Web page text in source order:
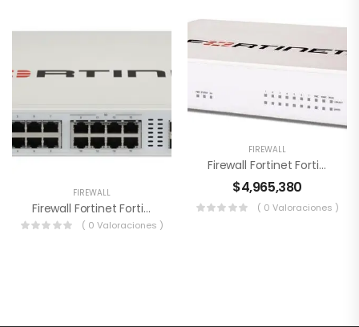
FIREWALL
Firewall Fortinet FortiGate-200G FG-200G-BDL-950-12
( 0 Valoraciones )
FIREWALL
Firewall Fortinet FortiGate-70F FG-70F-BDL-950-12
$4,965,380
( 0 Valoraciones )